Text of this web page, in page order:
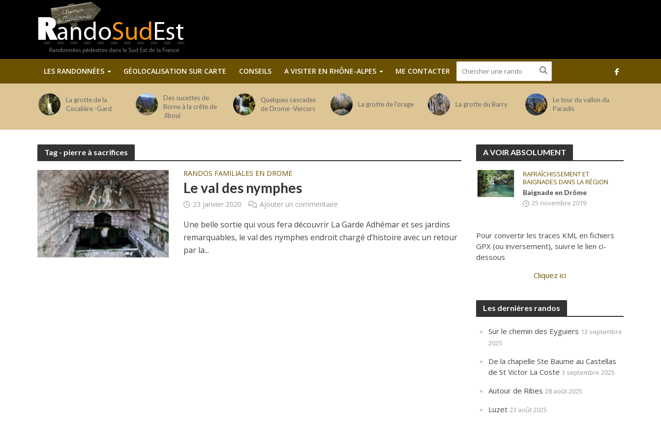
LES RANDONNÉES GÉOLOCALISATION SUR CARTE CONSEILS A VISITER EN RHÔNE-ALPES ME CONTACTER
La grotte de la
Cocalière -Gard
Des sucettes de
Borne à la crête de
Jiboui
Quelques cascades
de Drome -Vercors
La grotte de l’orage La grotte du Barry
Le tour du vallon du
Paradis
Tag - pierre à sacrifices
RANDOS FAMILIALES EN DROME
Le val des nymphes
23 janvier 2020 Ajouter un commentaire
Une belle sortie qui vous fera découvrir La Garde Adhémar et ses jardins
remarquables, le val des nymphes endroit chargé d’histoire avec un retour
par la...
A VOIR ABSOLUMENT
RAFRAÎCHISSEMENT ET
BAIGNADES DANS LA RÉGION
Baignade en Drôme
25 novembre 2019
Pour convertir les traces KML en fichiers
GPX (ou inversement), suivre le lien ci-
dessous
Cliquez ici
Les dernières randos
Sur le chemin des Eyguiers 13 septembre
2025
De la chapelle Ste Baume au Castellas
de St Victor La Coste 3 septembre 2025
Autour de Ribes 28 août 2025
Luzet 23 août 2025